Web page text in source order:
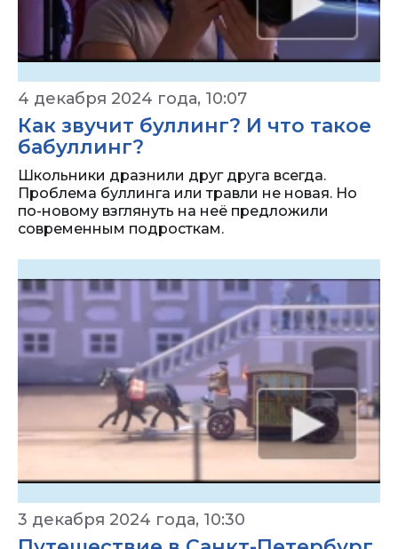
4 декабря 2024 года, 10:07
Как звучит буллинг? И что такое
бабуллинг?
Школьники дразнили друг друга всегда.
Проблема буллинга или травли не новая. Но
по-новому взглянуть на неё предложили
современным подросткам.
3 декабря 2024 года, 10:30